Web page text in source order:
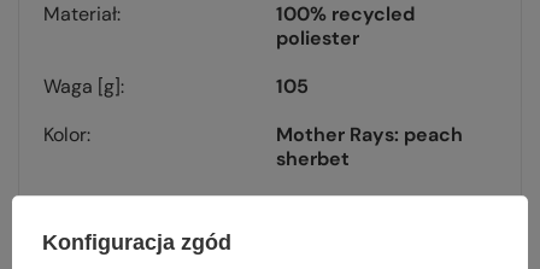
Materiał
100% recycled
poliester
Waga [g]
105
Kolor
Mother Rays: peach
sherbet
Konfiguracja zgód